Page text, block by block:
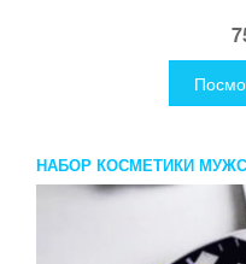
НАБОР КОСМЕТИКИ